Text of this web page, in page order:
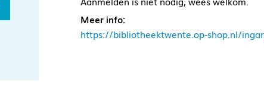
Meer info:
https://bibliotheektwente.op-shop.nl/